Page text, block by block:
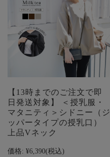
【13時までのご注文で即
日発送対象】 ＜授乳服・
マタニティ＞シドニー（ジ
ッパータイプの授乳口）
上品Vネック
価格: ¥6,390(税込)